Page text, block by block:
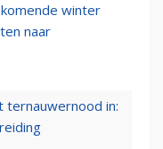
winter
naar
ternauwernood in: